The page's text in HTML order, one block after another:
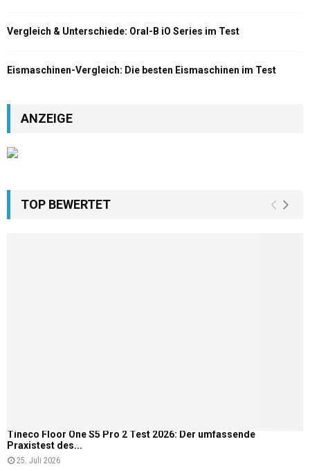
Vergleich & Unterschiede: Oral-B iO Series im Test
Eismaschinen-Vergleich: Die besten Eismaschinen im Test
ANZEIGE
TOP BEWERTET
Tineco Floor One S5 Pro 2 Test 2026: Der umfassende
Praxistest des...
25. Juli 2026